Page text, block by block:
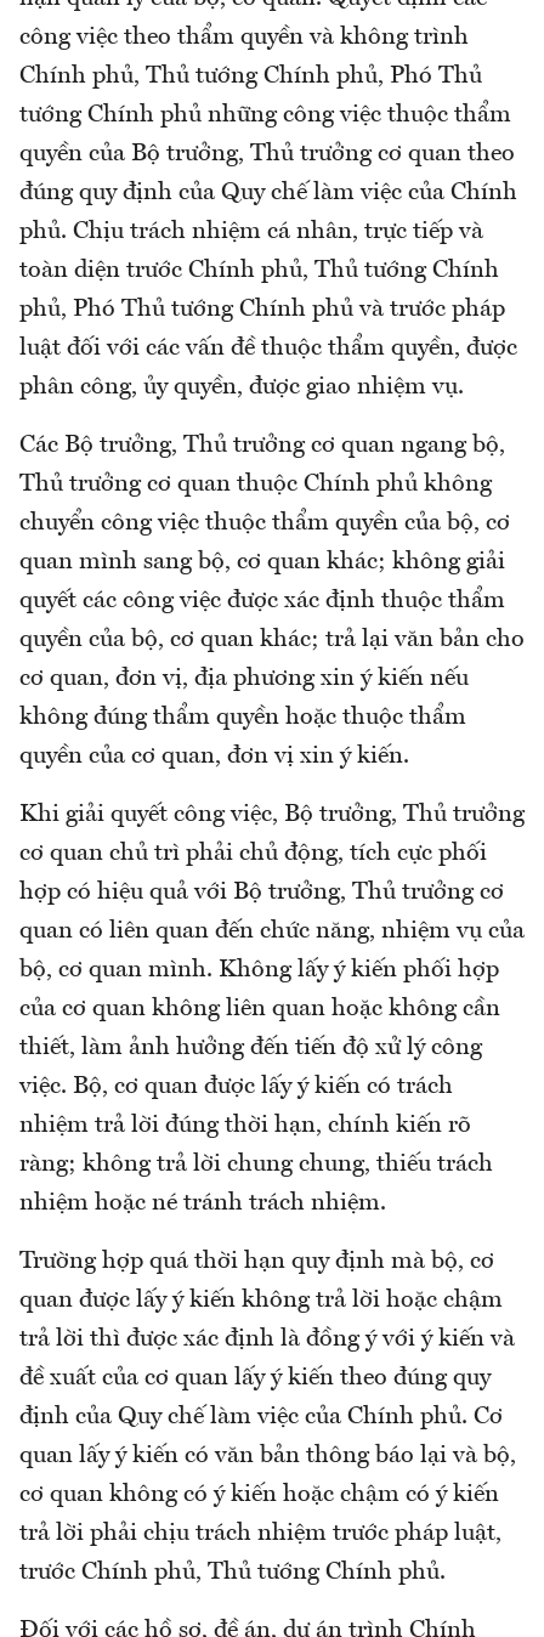
công việc theo thẩm quyền và không trình
Chính phủ, Thủ tướng Chính phủ, Phó Thủ
tướng Chính phủ những công việc thuộc thẩm
quyền của Bộ trưởng, Thủ trưởng cơ quan theo
đúng quy định của Quy chế làm việc của Chính
phủ. Chịu trách nhiệm cá nhân, trực tiếp và
toàn diện trước Chính phủ, Thủ tướng Chính
phủ, Phó Thủ tướng Chính phủ và trước pháp
luật đối với các vấn đề thuộc thẩm quyền, được
phân công, ủy quyền, được giao nhiệm vụ.
Các Bộ trưởng, Thủ trưởng cơ quan ngang bộ,
Thủ trưởng cơ quan thuộc Chính phủ không
chuyển công việc thuộc thẩm quyền của bộ, cơ
quan mình sang bộ, cơ quan khác; không giải
quyết các công việc được xác định thuộc thẩm
quyền của bộ, cơ quan khác; trả lại văn bản cho
cơ quan, đơn vị, địa phương xin ý kiến nếu
không đúng thẩm quyền hoặc thuộc thẩm
quyền của cơ quan, đơn vị xin ý kiến.
Khi giải quyết công việc, Bộ trưởng, Thủ trưởng
cơ quan chủ trì phải chủ động, tích cực phối
hợp có hiệu quả với Bộ trưởng, Thủ trưởng cơ
quan có liên quan đến chức năng, nhiệm vụ của
bộ, cơ quan mình. Không lấy ý kiến phối hợp
của cơ quan không liên quan hoặc không cần
thiết, làm ảnh hưởng đến tiến độ xử lý công
việc. Bộ, cơ quan được lấy ý kiến có trách
nhiệm trả lời đúng thời hạn, chính kiến rõ
ràng; không trả lời chung chung, thiếu trách
nhiệm hoặc né tránh trách nhiệm.
Trường hợp quá thời hạn quy định mà bộ, cơ
quan được lấy ý kiến không trả lời hoặc chậm
trả lời thì được xác định là đồng ý với ý kiến và
đề xuất của cơ quan lấy ý kiến theo đúng quy
định của Quy chế làm việc của Chính phủ. Cơ
quan lấy ý kiến có văn bản thông báo lại và bộ,
cơ quan không có ý kiến hoặc chậm có ý kiến
trả lời phải chịu trách nhiệm trước pháp luật,
trước Chính phủ, Thủ tướng Chính phủ.
Đối với các hồ sơ, đề án, dự án trình Chính